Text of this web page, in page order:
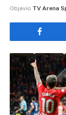
Objavio TV Arena